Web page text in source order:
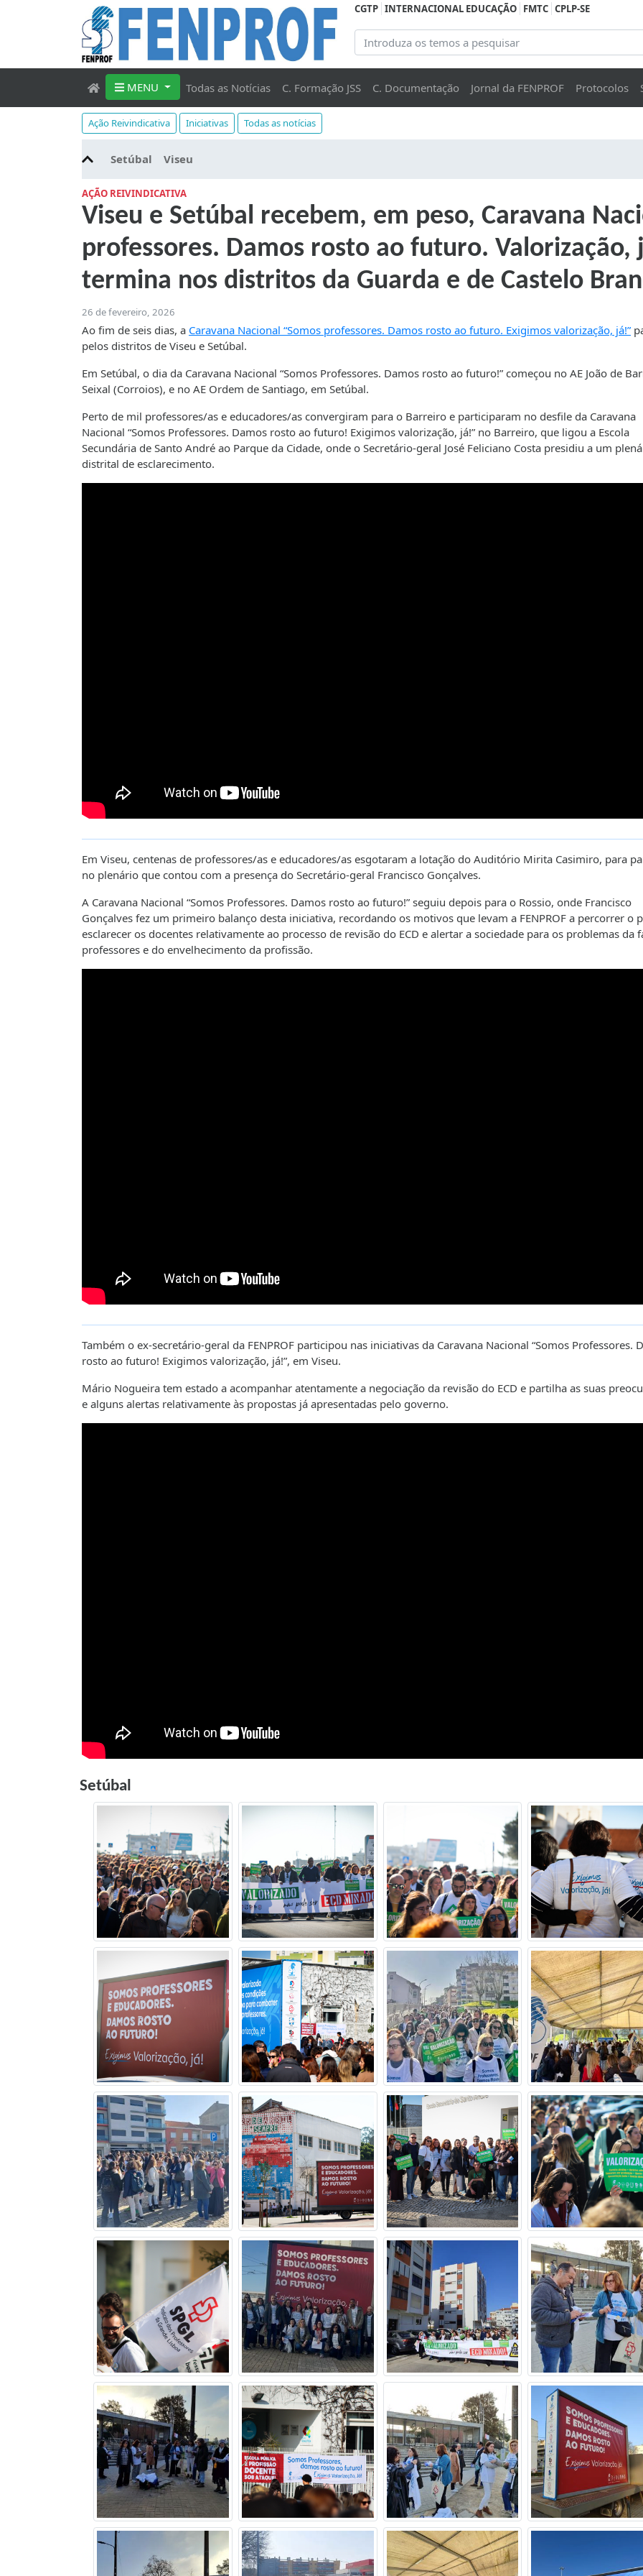
CGTP INTERNACIONAL EDUCAÇÃO FMTC CPLP-SE
MENU Todas as Notícias C. Formação JSS C. Documentação Jornal da FENPROF Protocolos
Ação Reivindicativa Iniciativas Todas as notícias
Setúbal Viseu
AÇÃO REIVINDICATIVA
Viseu e Setúbal recebem, em peso, Caravana
professores. Damos rosto ao futuro. Valorização,
termina nos distritos da Guarda e de Castelo
26 de fevereiro, 2026
Ao fim de seis dias, a Caravana Nacional “Somos professores. Damos rosto ao futuro. Exigimos valorização, já!”
pelos distritos de Viseu e Setúbal.
Em Setúbal, o dia da Caravana Nacional “Somos Professores. Damos rosto ao futuro!” começou no AE João de
Seixal (Corroios), e no AE Ordem de Santiago, em Setúbal.
Perto de mil professores/as e educadores/as convergiram para o Barreiro e participaram no desfile da Caravana
Nacional “Somos Professores. Damos rosto ao futuro! Exigimos valorização, já!” no Barreiro, que ligou a Escola
Secundária de Santo André ao Parque da Cidade, onde o Secretário-geral José Feliciano Costa presidiu a um
distrital de esclarecimento.
Em Viseu, centenas de professores/as e educadores/as esgotaram a lotação do Auditório Mirita Casimiro, para
no plenário que contou com a presença do Secretário-geral Francisco Gonçalves.
A Caravana Nacional “Somos Professores. Damos rosto ao futuro!” seguiu depois para o Rossio, onde Francisco
Gonçalves fez um primeiro balanço desta iniciativa, recordando os motivos que levam a FENPROF a percorrer o
esclarecer os docentes relativamente ao processo de revisão do ECD e alertar a sociedade para os problemas da
professores e do envelhecimento da profissão.
Também o ex-secretário-geral da FENPROF participou nas iniciativas da Caravana Nacional “Somos Professores.
rosto ao futuro! Exigimos valorização, já!”, em Viseu.
Mário Nogueira tem estado a acompanhar atentamente a negociação da revisão do ECD e partilha as suas
e alguns alertas relativamente às propostas já apresentadas pelo governo.
Setúbal